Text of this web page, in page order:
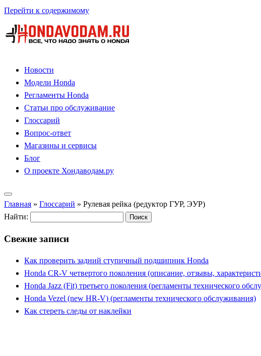
Перейти к содержимому
Новости
Модели Honda
Регламенты Honda
Статьи про обслуживание
Глоссарий
Вопрос-ответ
Магазины и сервисы
Блог
О проекте Хондаводам.ру
Главная » Глоссарий » Рулевая рейка (редуктор ГУР, ЭУР)
Найти:
Свежие записи
Как проверить задний ступичный подшипник Honda
Honda CR-V четвертого поколения (описание, отзывы,
Honda Jazz (Fit) третьего поколения (регламенты технического
Honda Vezel (new HR-V) (регламенты технического обслуживания)
Как стереть следы от наклейки